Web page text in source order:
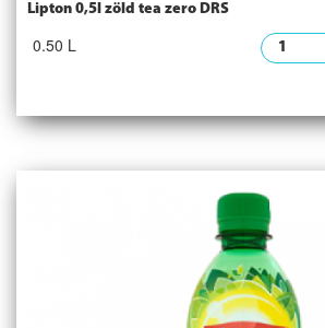
Lipton 0,5l zöld tea zero DRS
0.50 L